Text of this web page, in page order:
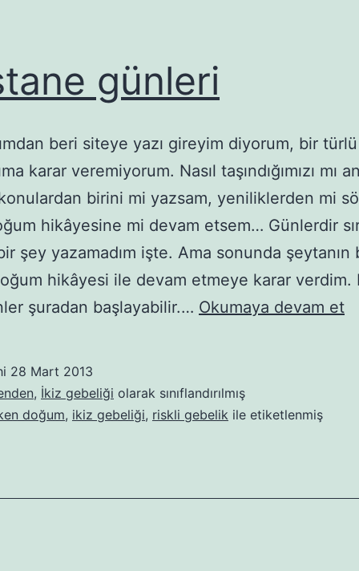
günleri
beri siteye yazı gireyim diyorum, bir
karar veremiyorum. Nasıl taşındığımızı mı
birini mi yazsam, yeniliklerden mi
hikâyesine mi devam etsem… Günlerdir
şey yazamadım işte. Ama sonunda şeytanın
hikâyesi ile devam etmeye karar verdim.
şuradan başlayabilir.… Okumaya devam et
28 Mart 2013
, İkiz gebeliği olarak sınıflandırılmış
doğum, ikiz gebeliği, riskli gebelik ile etiketlenmiş